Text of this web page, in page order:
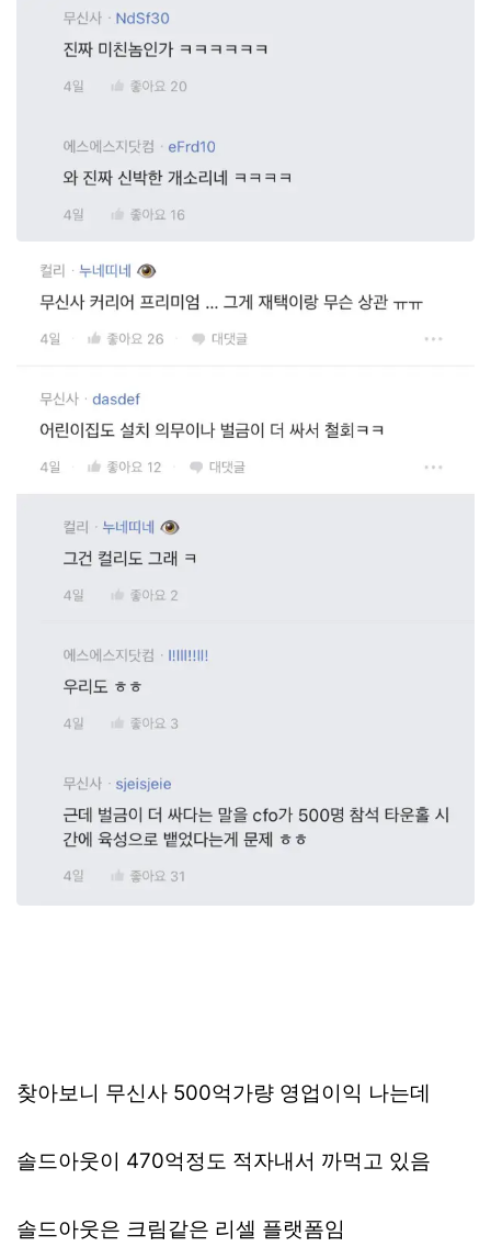
찾아보니 무신사 500억가량 영업이익 나는데
솔드아웃이 470억정도 적자내서 까먹고 있음
솔드아웃은 크림같은 리셀 플랫폼임